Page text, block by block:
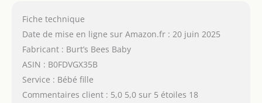
Fiche technique
Date de mise en ligne sur Amazon.fr : 20 juin 2025
Fabricant : Burt’s Bees Baby
ASIN : B0FDVGX35B
Service : Bébé fille
Commentaires client : 5,0 5,0 sur 5 étoiles 18